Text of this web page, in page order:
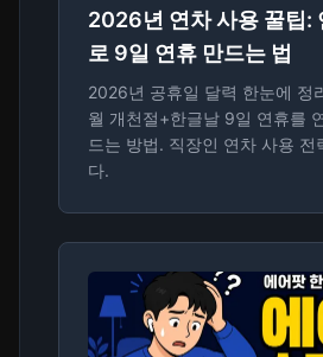
2026년 연차 사용 꿀팁:
로 9일 연휴 만드는 법
2026년 공휴일 달력 한눈에 정
월 개천절+한글날 9일 연휴를
드는 방법. 직장인 연차 사용 전
다.